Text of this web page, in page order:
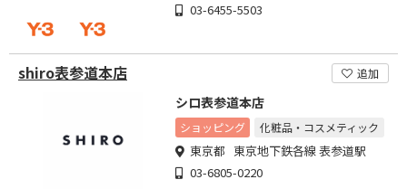
03-6455-5503
shiro表参道本店 追加
シロ表参道本店
ショッピング 化粧品・コスメティック
東京都 東京地下鉄各線 表参道駅
03-6805-0220